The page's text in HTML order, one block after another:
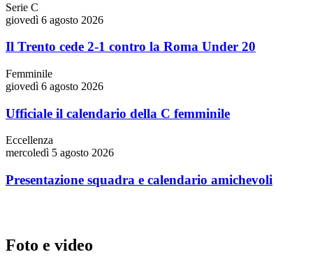
Serie C
giovedì 6 agosto 2026
Il Trento cede 2-1 contro la Roma Under 20
Femminile
giovedì 6 agosto 2026
Ufficiale il calendario della C femminile
Eccellenza
mercoledì 5 agosto 2026
Presentazione squadra e calendario amichevoli
Foto e video